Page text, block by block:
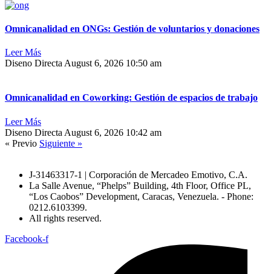
Omnicanalidad en ONGs: Gestión de voluntarios y donaciones
Leer Más
Diseno Directa August 6, 2026 10:50 am
Omnicanalidad en Coworking: Gestión de espacios de trabajo
Leer Más
Diseno Directa August 6, 2026 10:42 am
« Previo Siguiente »
J-31463317-1 | Corporación de Mercadeo Emotivo, C.A.
La Salle Avenue, “Phelps” Building, 4th Floor, Office PL,
“Los Caobos” Development, Caracas, Venezuela. - Phone:
0212.6103399.
All rights reserved.
Facebook-f